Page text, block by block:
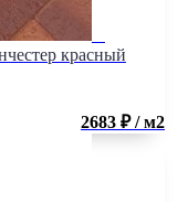
красный
2683 ₽ / м2